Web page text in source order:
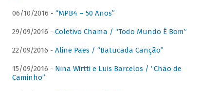
06/10/2016 - “MPB4 – 50 Anos”
29/09/2016 - Coletivo Chama / “Todo Mundo É Bom”
22/09/2016 - Aline Paes / “Batucada Canção”
15/09/2016 - Nina Wirtti e Luis Barcelos / “Chão de
Caminho”